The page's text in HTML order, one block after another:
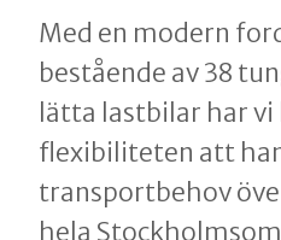
Med en modern
bestående av 38
lätta lastbilar har vi
flexibiliteten att
transportbehov
hela